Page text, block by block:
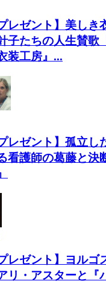
レゼント】美しき
子たちの人生賛歌
装工房』...
レゼント】孤立し
看護師の葛藤と決
レゼント】ヨルゴ
リ・アスターと『